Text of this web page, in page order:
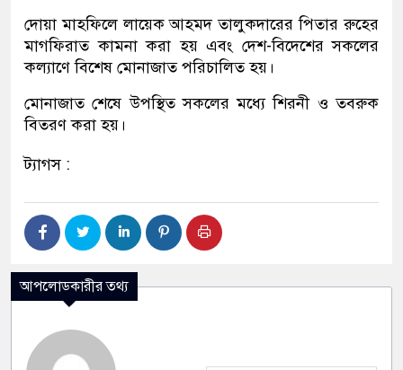
দোয়া মাহফিলে লায়েক আহমদ তালুকদারের পিতার রুহের
মাগফিরাত কামনা করা হয় এবং দেশ-বিদেশের সকলের
কল্যাণে বিশেষ মোনাজাত পরিচালিত হয়।
মোনাজাত শেষে উপস্থিত সকলের মধ্যে শিরনী ও তবরুক
বিতরণ করা হয়।
ট্যাগস :
আপলোডকারীর তথ্য